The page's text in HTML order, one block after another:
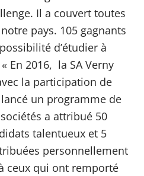
Il a couvert toutes
pays. 105 gagnants
d’étudier à
En 2016, la SA Verny
la participation de
un programme de
a attribué 50
talentueux et 5
personnellement
ceux qui ont remporté